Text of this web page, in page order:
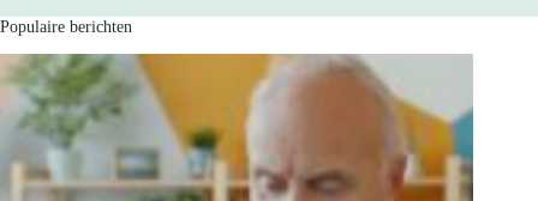
Populaire berichten